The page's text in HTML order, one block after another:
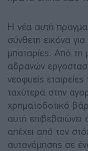
Η νέα αυτή
σύνθετη εικόνα
μπαταρίες. Από τη
αδρανών
νεοφυείς
ταχύτερα στην
χρηματοδοτικό
αυτή
απέχει από τον
αυτονόμησης σε